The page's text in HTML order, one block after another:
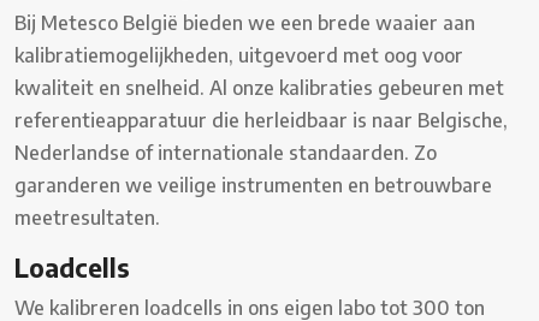
Bij Metesco België bieden we een brede waaier aan
kalibratiemogelijkheden, uitgevoerd met oog voor
kwaliteit en snelheid. Al onze kalibraties gebeuren met
referentieapparatuur die herleidbaar is naar Belgische,
Nederlandse of internationale standaarden. Zo
garanderen we veilige instrumenten en betrouwbare
meetresultaten.
Loadcells
We kalibreren loadcells in ons eigen labo tot 300 ton